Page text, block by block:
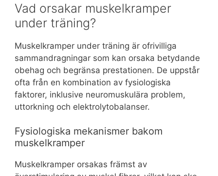
Vad orsakar muskelkramper
under träning?
Muskelkramper under träning är ofrivilliga
sammandragningar som kan orsaka betydande
obehag och begränsa prestationen. De uppstår
ofta från en kombination av fysiologiska
faktorer, inklusive neuromuskulära problem,
uttorkning och elektrolytobalanser.
Fysiologiska mekanismer bakom
muskelkramper
Muskelkramper orsakas främst av